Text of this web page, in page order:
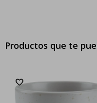
Productos que te